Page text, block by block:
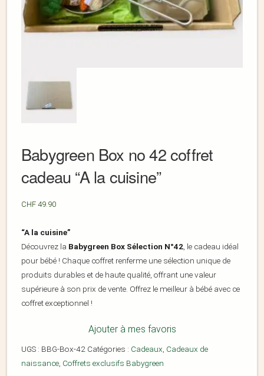
Babygreen Box no 42 coffret
cadeau “A la cuisine”
CHF 49.90
“A la cuisine”
Découvrez la Babygreen Box Sélection N°42, le cadeau idéal
pour bébé ! Chaque coffret renferme une sélection unique de
produits durables et de haute qualité, offrant une valeur
supérieure à son prix de vente. Offrez le meilleur à bébé avec ce
coffret exceptionnel !
Ajouter à mes favoris
UGS : BBG-Box-42 Catégories : Cadeaux, Cadeaux de
naissance, Coffrets exclusifs Babygreen